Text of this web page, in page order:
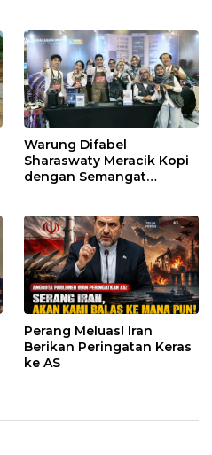
Warung Difabel
Sharaswaty Meracik Kopi
dengan Semangat
Perang Meluas! Iran
Berikan Peringatan Keras
ke AS